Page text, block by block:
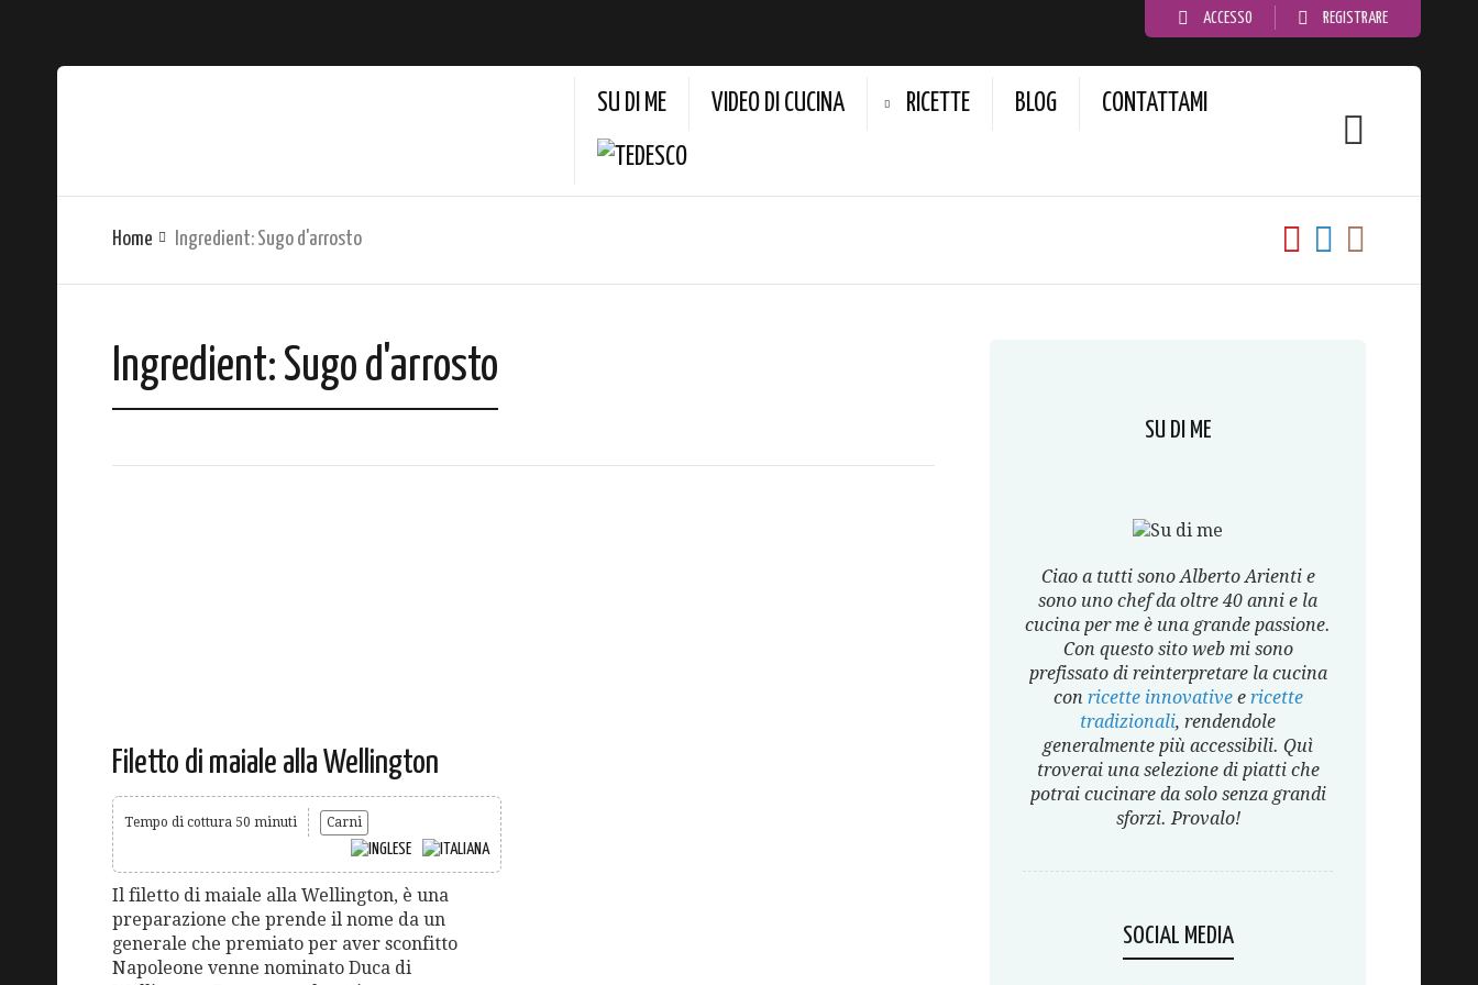
ACCESSO REGISTRARE
SU DI ME VIDEO DI CUCINA RICETTE BLOG CONTATTAMI
Home Ingredient: Sugo d'arrosto
Ingredient: Sugo d'arrosto
Filetto di maiale alla Wellington
Tempo di cottura 50 minuti Carni
Il filetto di maiale alla Wellington, è una
preparazione che prende il nome da un
generale che premiato per aver sconfitto
Napoleone venne nominato Duca di
SU DI ME
Ciao a tutti sono Alberto Arienti e
sono uno chef da oltre 40 anni e la
cucina per me è una grande passione.
Con questo sito web mi sono
prefissato di reinterpretare la cucina
con ricette innovativee ricette
tradizionali, rendendole
generalmente più accessibili. Quì
troverai una selezione di piatti che
potrai cucinare da solo senza grandi
sforzi. Provalo!
SOCIAL MEDIA